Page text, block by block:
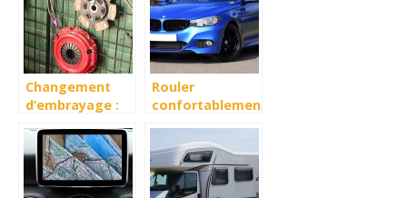
Changement
d’embrayage :
– devis en ligne
Rouler
confortablement
une voiture
d’occasion